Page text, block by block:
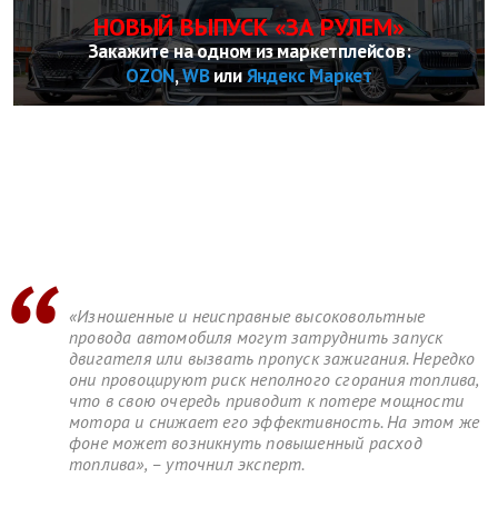
НОВЫЙ ВЫПУСК «ЗА РУЛЕМ»
Закажите на одном из маркетплейсов:
OZON,WBилиЯндекс Маркет
«Изношенные и неисправные высоковольтные
провода автомобиля могут затруднить запуск
двигателя или вызвать пропуск зажигания. Нередко
они провоцируют риск неполного сгорания топлива,
что в свою очередь приводит к потере мощности
мотора и снижает его эффективность. На этом же
фоне может возникнуть повышенный расход
топлива», – уточнил эксперт.